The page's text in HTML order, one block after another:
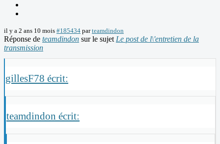
il y a 2 ans 10 mois #185434 parteamdindon
Réponse de teamdindon sur le sujet Le post de l\'entretien de la
transmission
gillesF78 écrit:
teamdindon écrit: